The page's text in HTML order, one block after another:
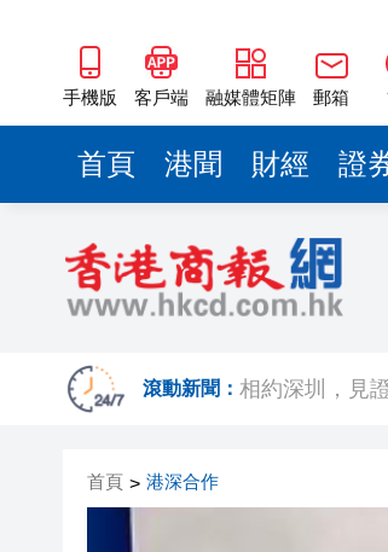
手機版 客戶端 融媒體矩陣 郵箱
首頁 港聞 財經 證
滾動新聞：
首頁 > 港深合作